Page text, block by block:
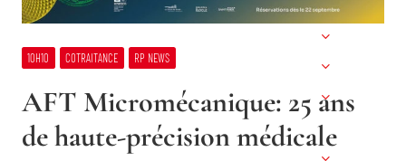
10H10 COTRAITANCE RP NEWS
AFT Micromécanique: 25 ans
de haute-précision médicale